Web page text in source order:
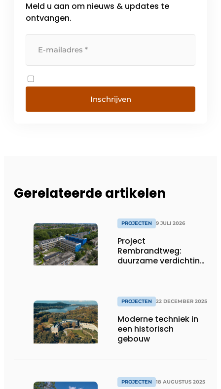
Meld u aan om nieuws & updates te
ontvangen.
Inschrijven
Gerelateerde artikelen
PROJECTEN 9 JULI 2026
Project
Rembrandtweg:
duurzame verdichting
PROJECTEN 22 DECEMBER 2025
Moderne techniek in
een historisch
gebouw
PROJECTEN 18 AUGUSTUS 2025